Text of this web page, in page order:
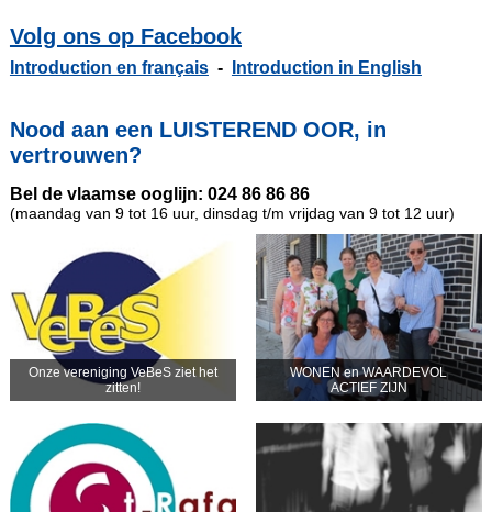
Volg ons op Facebook
Introduction en français- Introduction in English
Nood aan een LUISTEREND OOR, in
vertrouwen?
Bel de vlaamse ooglijn: 024 86 86 86
(maandag van 9 tot 16 uur, dinsdag t/m vrijdag van 9 tot 12 uur)
Onze vereniging VeBeS ziet het
zitten!
WONEN en WAARDEVOL
ACTIEF ZIJN